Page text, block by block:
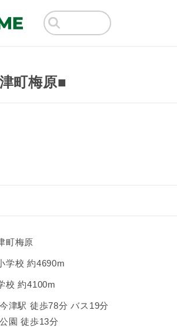
町梅原■
町梅原
学校 約4690m
校 約4100m
津駅 徒歩78分 バス19分
園 徒歩13分